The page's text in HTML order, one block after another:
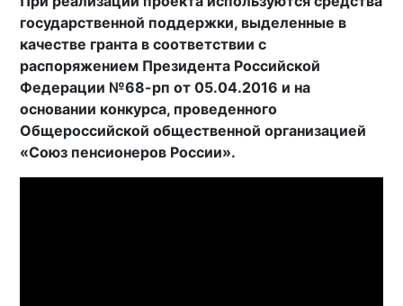
государственной поддержки, выделенные в
качестве гранта в соответствии c
распоряжением Президента Российской
Федерации №68-рп от 05.04.2016 и на
основании конкурса, проведенного
Общероссийской общественной организацией
«Союз пенсионеров России».